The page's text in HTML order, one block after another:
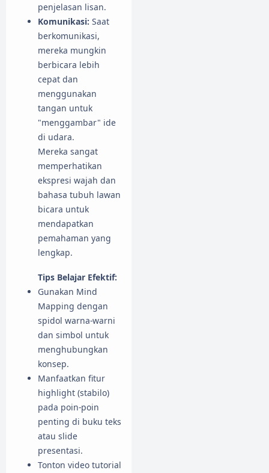
penjelasan lisan.
Komunikasi: Saat
berkomunikasi,
mereka mungkin
berbicara lebih
cepat dan
menggunakan
tangan untuk
"menggambar" ide
di udara.
Mereka sangat
memperhatikan
ekspresi wajah dan
bahasa tubuh lawan
bicara untuk
mendapatkan
pemahaman yang
lengkap.
Tips Belajar Efektif:
Gunakan Mind
Mapping dengan
spidol warna-warni
dan simbol untuk
menghubungkan
konsep.
Manfaatkan fitur
highlight (stabilo)
pada poin-poin
penting di buku teks
atau slide
presentasi.
Tonton video tutorial